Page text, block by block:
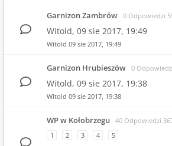
Garnizon Zambrów 0 Odpowiedzi
Witold, 09 sie 2017, 19:49
Witold 09 sie 2017, 19:49
Garnizon Hrubieszów 0
Witold, 09 sie 2017, 19:38
Witold 09 sie 2017, 19:38
WP w Kołobrzegu 40 Odpowiedzi
1
2 3 4 5